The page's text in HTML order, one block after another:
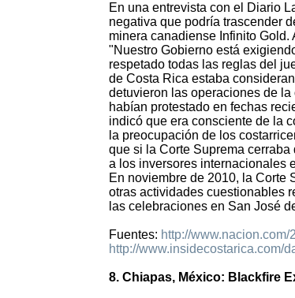
En una entrevista con el Diario
negativa que podría trascender
minera canadiense Infinito
"Nuestro Gobierno está
respetado todas las reglas del
de Costa Rica estaba
detuvieron las operaciones de
habían protestado en fechas
indicó que era consciente de la
la preocupación de los
que si la Corte Suprema
a los inversores internacionales
En noviembre de 2010, la Corte
otras actividades cuestionables
las celebraciones en San José
Fuentes: http://
http://www.insidecostarica.com/
8. Chiapas, México: Blackfire